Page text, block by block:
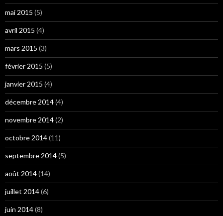
mai 2015 (5)
avril 2015 (4)
mars 2015 (3)
février 2015 (5)
janvier 2015 (4)
décembre 2014(4)
novembre 2014(2)
octobre 2014(11)
septembre 2014(5)
août 2014(14)
juillet 2014(6)
juin 2014(8)